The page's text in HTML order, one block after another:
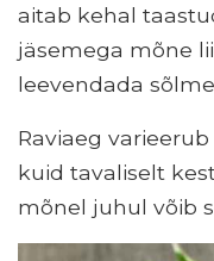
aitab kehal
jäsemega mõne
leevendada
Raviaeg
kuid tavaliselt
mõnel juhul võib